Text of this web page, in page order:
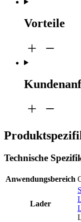
Vorteile
Technische
Anwendungsbereich
Lader